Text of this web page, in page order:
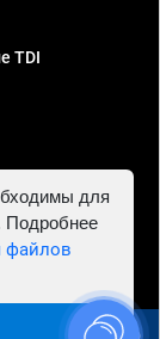
TDI
для
Подробнее
файлов